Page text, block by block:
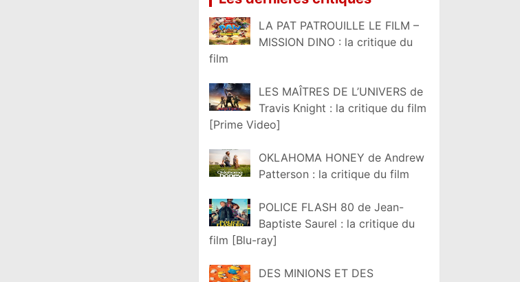
LA PAT PATROUILLE LE FILM –
MISSION DINO : la critique du
film
LES MAÎTRES DE L’UNIVERS de
Travis Knight : la critique du film
[Prime Video]
OKLAHOMA HONEY de Andrew
Patterson : la critique du film
POLICE FLASH 80 de Jean-
Baptiste Saurel : la critique du
film [Blu-ray]
DES MINIONS ET DES